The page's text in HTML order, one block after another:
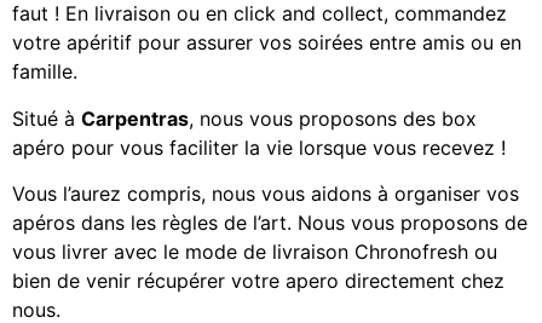
faut ! En livraison ou en click and collect, commandez
votre apéritif pour assurer vos soirées entre amis ou en
famille.
Situé à Carpentras, nous vous proposons des box
apéro pour vous faciliter la vie lorsque vous recevez !
Vous l’aurez compris, nous vous aidons à organiser vos
apéros dans les règles de l’art. Nous vous proposons de
vous livrer avec le mode de livraison Chronofresh ou
bien de venir récupérer votre apero directement chez
nous.